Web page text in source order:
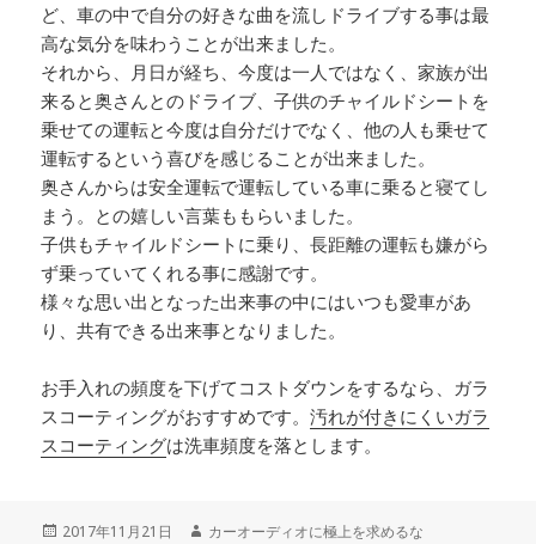
ど、車の中で自分の好きな曲を流しドライブする事は最
高な気分を味わうことが出来ました。
それから、月日が経ち、今度は一人ではなく、家族が出
来ると奥さんとのドライブ、子供のチャイルドシートを
乗せての運転と今度は自分だけでなく、他の人も乗せて
運転するという喜びを感じることが出来ました。
奥さんからは安全運転で運転している車に乗ると寝てし
まう。との嬉しい言葉ももらいました。
子供もチャイルドシートに乗り、長距離の運転も嫌がら
ず乗っていてくれる事に感謝です。
様々な思い出となった出来事の中にはいつも愛車があ
り、共有できる出来事となりました。
お手入れの頻度を下げてコストダウンをするなら、ガラ
スコーティングがおすすめです。汚れが付きにくいガラ
スコーティングは洗車頻度を落とします。
投
2017年11月21日
作
カーオーディオに極上を求めるな